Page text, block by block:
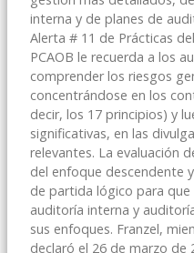
interna y de planes de
Alerta # 11 de Prácticas
PCAOB le recuerda a los
comprender los riesgos
concentrándose en los
decir, los 17 principios) y
significativas, en las
relevantes. La evaluación
del enfoque descendente
de partida lógico para
auditoría interna y
sus enfoques. Franzel,
declaró el 26 de marzo de